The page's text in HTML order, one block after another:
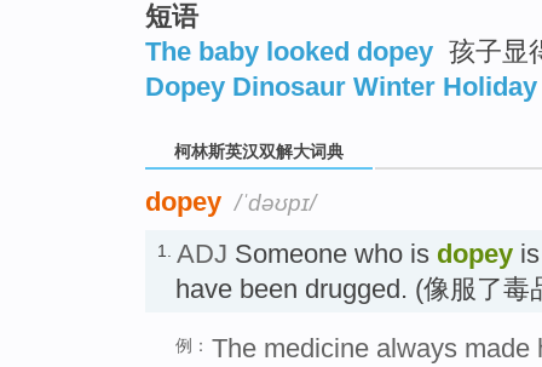
短语
The baby looked dopey 孩子显
Dopey Dinosaur Winter Holiday
柯林斯英汉双解大词典
dopey /ˈdəʊpɪ/
1. ADJ Someone who is dopey
have been drugged. (像服了
例： The medicine always